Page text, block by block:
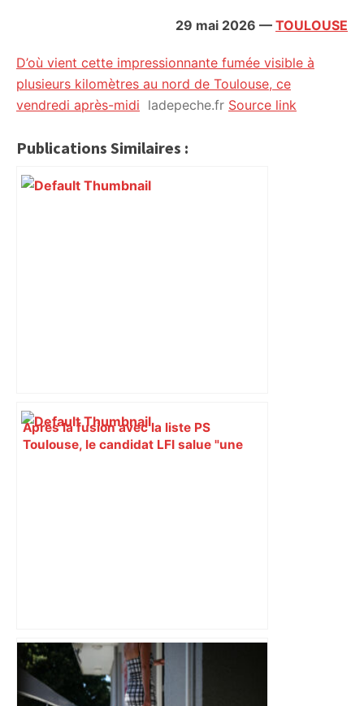
29 mai 2026 — TOULOUSE
D’où vient cette impressionnante fumée visible à
plusieurs kilomètres au nord de Toulouse, ce
vendredi après-midi ladepeche.fr Source link
Publications Similaires :
Après la fusion avec la liste PS
Toulouse, le candidat LFI salue "une
"C’est l’une des plus fortes
fréquentations du circuit" : Toulouse
est-elle la capitale du poker amateur –